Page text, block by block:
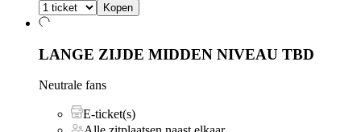
Kopen
LANGE ZIJDE MIDDEN NIVEAU TBD
Neutrale fans
E-ticket(s)